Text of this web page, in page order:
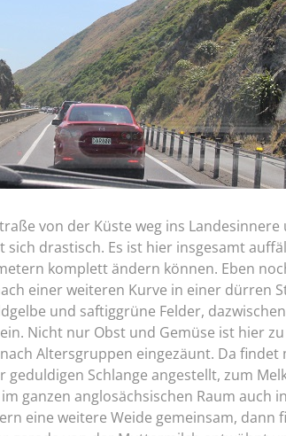
von der Küste weg ins
sich drastisch. Es ist hier insgesamt
komplett ändern können. Eben
einer weiteren Kurve in einer dürren
und saftiggrüne Felder,
Nicht nur Obst und Gemüse ist hier
Altersgruppen eingezäunt. Da
Schlange angestellt, zum
ganzen anglosächsischen Raum auch
eine weitere Weide gemeinsam, dann